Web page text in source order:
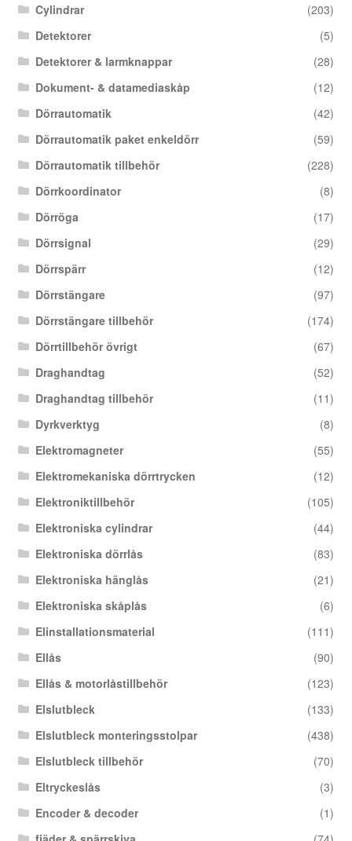
Cylindrar
(203)
Detektorer
(5)
Detektorer & larmknappar
(28)
Dokument- & datamediaskåp
(12)
Dörrautomatik
(42)
Dörrautomatik paket enkeldörr
(59)
Dörrautomatik tillbehör
(228)
Dörrkoordinator
(8)
Dörröga
(17)
Dörrsignal
(29)
Dörrspärr
(12)
Dörrstängare
(97)
Dörrstängare tillbehör
(174)
Dörrtillbehör övrigt
(67)
Draghandtag
(52)
Draghandtag tillbehör
(11)
Dyrkverktyg
(8)
Elektromagneter
(55)
Elektromekaniska dörrtrycken
(12)
Elektroniktillbehör
(105)
Elektroniska cylindrar
(44)
Elektroniska dörrlås
(83)
Elektroniska hänglås
(21)
Elektroniska skåplås
(6)
Elinstallationsmaterial
(111)
Ellås
(90)
Ellås & motorlåstillbehör
(123)
Elslutbleck
(133)
Elslutbleck monteringsstolpar
(438)
Elslutbleck tillbehör
(70)
Eltryckeslås
(3)
Encoder & decoder
(1)